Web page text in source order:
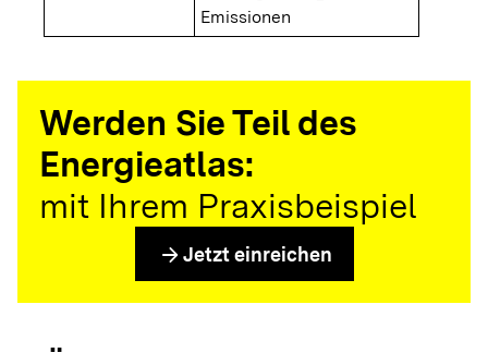
Emissionen
Werden Sie Teil des
Energieatlas:
mit Ihrem Praxisbeispiel
arrow_forward Jetzt einreichen